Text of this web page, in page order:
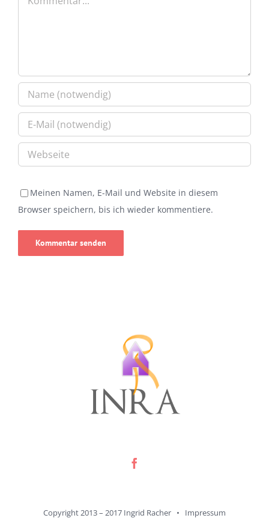
Meinen Namen, E-Mail und Website in diesem
Browser speichern, bis ich wieder kommentiere.
Copyright 2013 – 2017 Ingrid Racher • Impressum